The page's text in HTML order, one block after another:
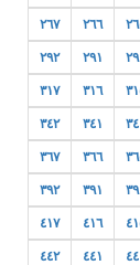
٢٦٦ ٢٦٧
٢٩١ ٢٩٢
٣١٦ ٣١٧
٣٤١ ٣٤٢
٣٦٦ ٣٦٧
٣٩١ ٣٩٢
٤١٦ ٤١٧
٤٤١ ٤٤٢